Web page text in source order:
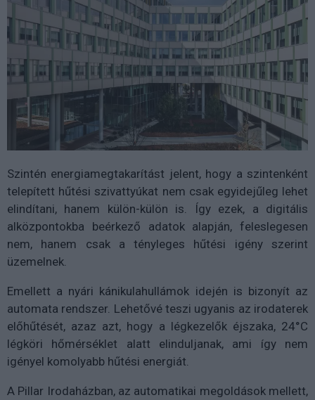
Szintén energiamegtakarítást jelent, hogy a szintenként
telepített hűtési szivattyúkat nem csak egyidejűleg lehet
elindítani, hanem külön-külön is. Így ezek, a digitális
alközpontokba beérkező adatok alapján, feleslegesen
nem, hanem csak a tényleges hűtési igény szerint
üzemelnek.
Emellett a nyári kánikulahullámok idején is bizonyít az
automata rendszer. Lehetővé teszi ugyanis az irodaterek
előhűtését, azaz azt, hogy a légkezelők éjszaka, 24°C
légköri hőmérséklet alatt elinduljanak, ami így nem
igényel komolyabb hűtési energiát.
A Pillar Irodaházban, az automatikai megoldások mellett,